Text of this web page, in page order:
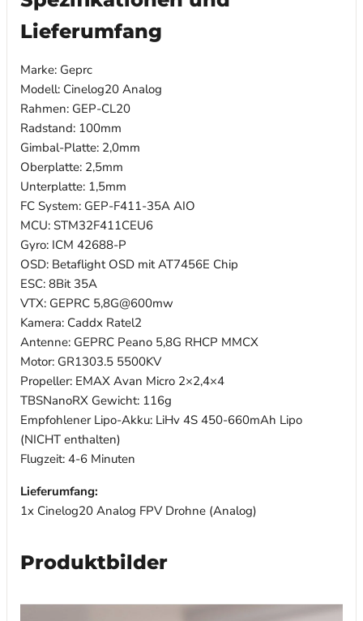
Lieferumfang
Marke: Geprc
Modell: Cinelog20 Analog
Rahmen: GEP-CL20
Radstand: 100mm
Gimbal-Platte: 2,0mm
Oberplatte: 2,5mm
Unterplatte: 1,5mm
FC System: GEP-F411-35A AIO
MCU: STM32F411CEU6
Gyro: ICM 42688-P
OSD: Betaflight OSD mit AT7456E Chip
ESC: 8Bit 35A
VTX: GEPRC 5,8G@600mw
Kamera: Caddx Ratel2
Antenne: GEPRC Peano 5,8G RHCP MMCX
Motor: GR1303.5 5500KV
Propeller: EMAX Avan Micro 2×2,4×4
TBSNanoRX Gewicht: 116g
Empfohlener Lipo-Akku: LiHv 4S 450-660mAh Lipo
(NICHT enthalten)
Flugzeit: 4-6 Minuten
Lieferumfang:
1x Cinelog20 Analog FPV Drohne (Analog)
Produktbilder